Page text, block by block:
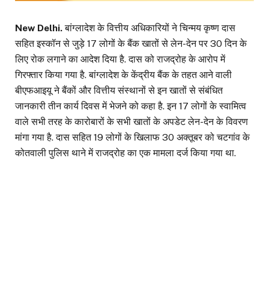
New Delhi.बांग्लादेश के वित्तीय अधिकारियों ने चिन्मय कृष्ण दास
सहित इस्कॉन से जुड़े 17 लोगों के बैंक खातों से लेन-देन पर 30 दिन के
लिए रोक लगाने का आदेश दिया है. दास को राजद्रोह के आरोप में
गिरफ्तार किया गया है. बांग्लादेश के केंद्रीय बैंक के तहत आने वाली
बीएफआइयू ने बैंकों और वित्तीय संस्थानों से इन खातों से संबंधित
जानकारी तीन कार्य दिवस में भेजने को कहा है. इन 17 लोगों के स्वामित्व
वाले सभी तरह के कारोबारों के सभी खातों के अपडेट लेन-देन के विवरण
मांगा गया है. दास सहित 19 लोगों के खिलाफ 30 अक्तूबर को चटगांव के
कोतवाली पुलिस थाने में राजद्रोह का एक मामला दर्ज किया गया था.